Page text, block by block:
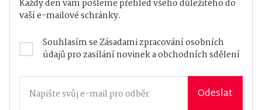
Každý den vám pošleme přehled všeho důležitého do
vaší e-mailové schránky.
Souhlasím seZásadami zpracování osobních
údajůpro zasílání novinek a obchodních sdělení
Odeslat